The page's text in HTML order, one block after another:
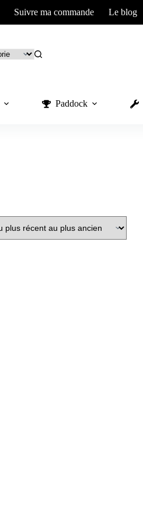
Suivre ma commande Le blog
Paddock